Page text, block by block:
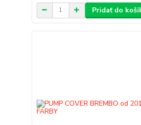
Pridať do